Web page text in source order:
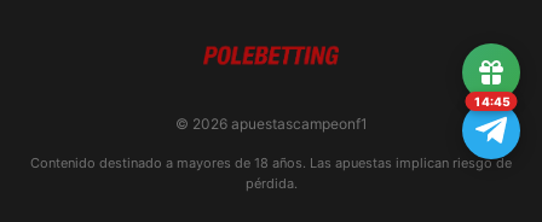
14:45
© 2026 apuestascampeonf1
Contenido destinado a mayores de 18 años. Las apuestas implican riesgo de
pérdida.